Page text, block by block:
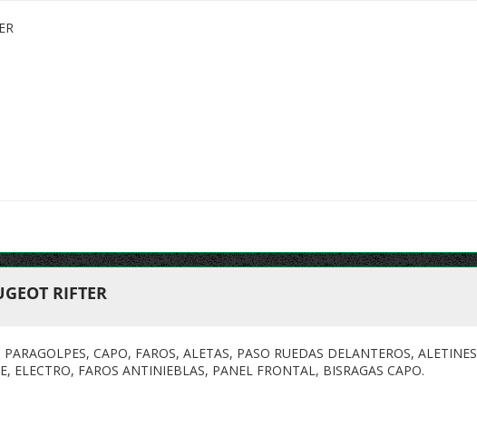
RIFTER
CAPO, FAROS, ALETAS, PASO RUEDAS DELANTEROS, ALETINES
ELECTRO, FAROS ANTINIEBLAS, PANEL FRONTAL, BISRAGAS CAPO.